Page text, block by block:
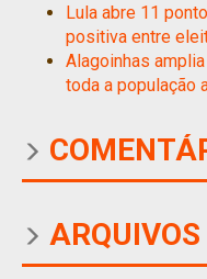
Lula abre 11
positiva entre
Alagoinhas
toda a população
ARQUIVOS